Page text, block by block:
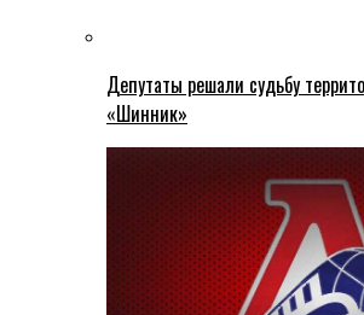
Депутаты решали судьбу
«Шинник»